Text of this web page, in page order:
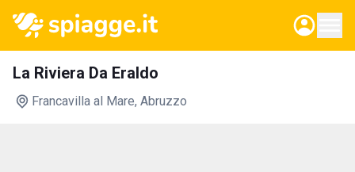
La Riviera Da Eraldo
Francavilla al Mare, Abruzzo